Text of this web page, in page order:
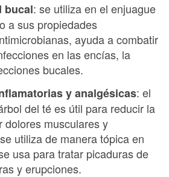
bucal: se utiliza en el enjuague
a sus propiedades
ayuda a combatir
en las encías, la
bucales.
y analgésicas: el
del té es útil para reducir la
dolores musculares y
utiliza de manera tópica en
usa para tratar picaduras de
y erupciones.